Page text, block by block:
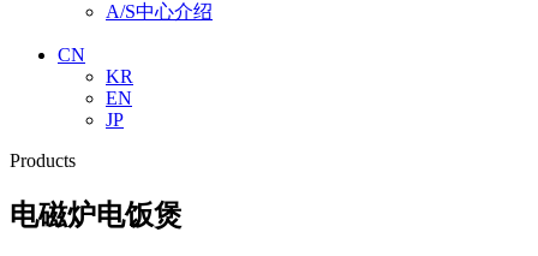
A/S中心介绍
CN
KR
EN
JP
Products
电磁炉电饭煲